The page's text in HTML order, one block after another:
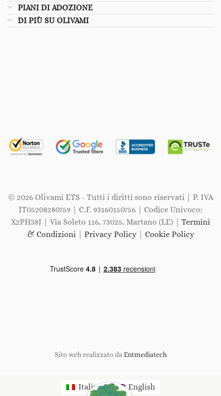
PIANI DI ADOZIONE
DI PIÙ SU OLIVAMI
© 2026 Olivami ETS - Tutti i diritti sono riservati | P. IVA
IT05208280759 | C.F. 93160150756 | Codice Univoco:
X2PH38J | Via Soleto 116, 73025, Martano (LE) | Termini
& Condizioni
Privacy Policy| Cookie Policy
Sito web realizzato da Entmediatech
Italiano English